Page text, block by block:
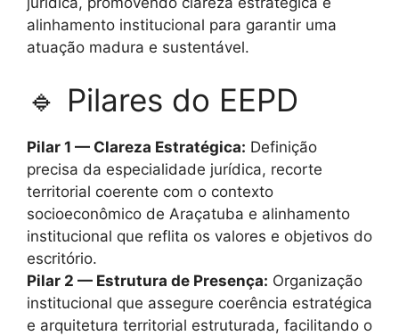
alinhamento institucional para garantir uma
atuação madura e sustentável.
🔹 Pilares do EEPD
Pilar 1 — Clareza Estratégica: Definição
precisa da especialidade jurídica, recorte
territorial coerente com o contexto
socioeconômico de Araçatuba e alinhamento
institucional que reflita os valores e objetivos do
escritório.
Pilar 2 — Estrutura de Presença: Organização
institucional que assegure coerência estratégica
e arquitetura territorial estruturada, facilitando o